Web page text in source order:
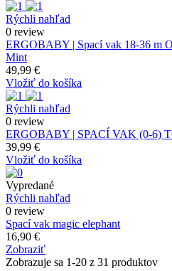
Rýchli nahľad
0 review
ERGOBABY | Spací vak 18-36 m
Mint
49,99 €
Vložiť do košíka
Rýchli nahľad
0 review
ERGOBABY | SPACÍ VAK (0-6)
39,99 €
Vložiť do košíka
Vypredané
Rýchli nahľad
0 review
Spací vak magic elephant
16,90 €
Zobraziť
Zobrazuje sa 1-20 z 31 produktov